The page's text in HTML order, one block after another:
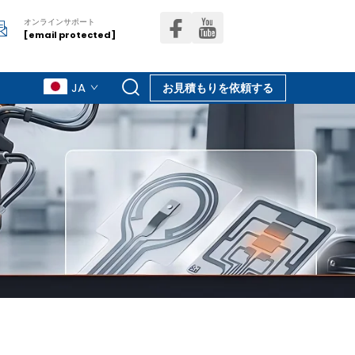
オンラインサポート
[email protected]
JA お見積もりを依頼する